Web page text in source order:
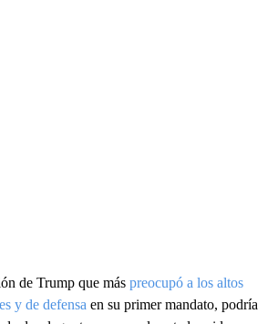
de Trump que más preocupó a los altos
y de defensa en su primer mandato, podría